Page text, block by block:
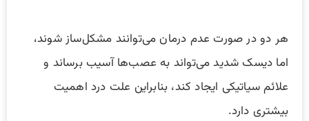
هر دو در صورت عدم درمان می‌توانند مشکل‌ساز شوند،
اما دیسک شدید می‌تواند به عصب‌ها آسیب برساند و
علائم سیاتیکی ایجاد کند، بنابراین علت درد اهمیت
بیشتری دارد.